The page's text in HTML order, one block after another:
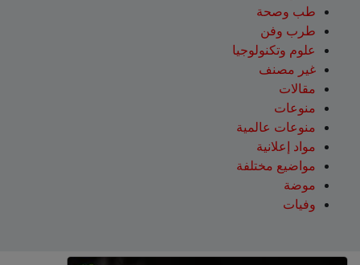
طب وصحة
طرب وفن
علوم وتكنولوجيا
غير مصنف
مقالات
منوعات
منوعات عالمية
مواد إعلانية
مواضيع مختلفة
موضة
وفيات